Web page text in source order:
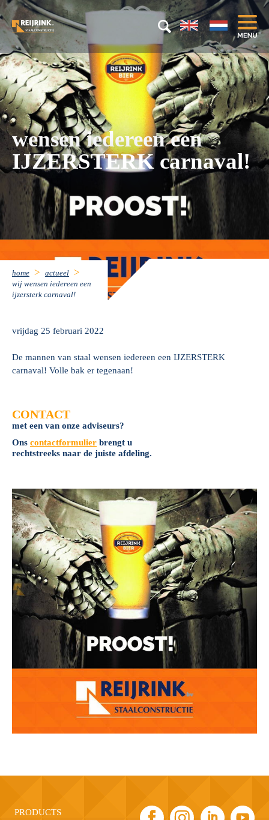
wensen iedereen een
IJZERSTERK carnaval!
home
actueel
wij wensen iedereen een
ijzersterk carnaval!
vrijdag 25 februari 2022
De mannen van staal wensen iedereen een IJZERSTERK
carnaval! Volle bak er tegenaan!
CONTACT
met een van onze adviseurs?
Ons contactformulier brengt u
rechtstreeks naar de juiste afdeling.
PRODUCTS